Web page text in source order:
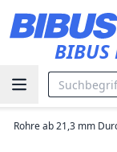
BIBUS
Rohre ab 21,3 mm